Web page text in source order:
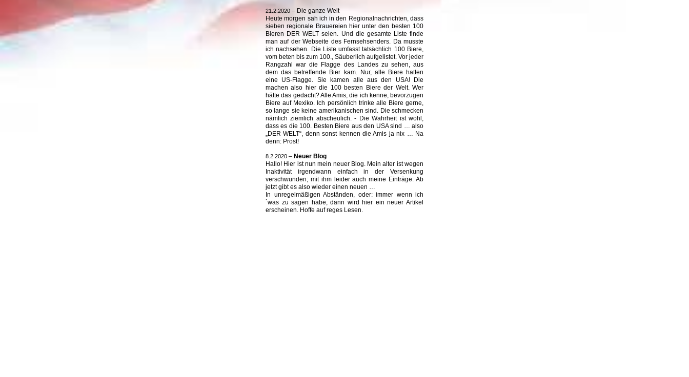
21.2.2020 – Die ganze Welt
Heute morgen sah ich in den Regionalnachrichten, dass
sieben regionale Brauereien hier unter den besten 100
Bieren DER WELT seien. Und die gesamte Liste finde
man auf der Webseite des Fernsehsenders. Da musste
ich nachsehen. Die Liste umfasst tatsächlich 100 Biere,
vom beten bis zum 100., Säuberlich aufgelistet. Vor jeder
Rangzahl war die Flagge des Landes zu sehen, aus
dem das betreffende Bier kam. Nur, alle Biere hatten
eine US-Flagge. Sie kamen alle aus den USA! Die
machen also hier die 100 besten Biere der Welt. Wer
hätte das gedacht? Alle Amis, die ich kenne, bevorzugen
Biere auf Mexiko. Ich persönlich trinke alle Biere gerne,
so lange sie keine amerikanischen sind. Die schmecken
nämlich ziemlich abscheulich. - Die Wahrheit ist wohl,
dass es die 100. Besten Biere aus den USA sind … also
„DER WELT“, denn sonst kennen die Amis ja nix … Na
denn: Prost!
8.2.2020 – Neuer Blog
Hallo! Hier ist nun mein neuer Blog. Mein alter ist wegen
Inaktivität irgendwann einfach in der Versenkung
verschwunden; mit ihm leider auch meine Einträge. Ab
jetzt gibt es also wieder einen neuen …
In unregelmäßigen Abständen, oder: immer wenn ich
`was zu sagen habe, dann wird hier ein neuer Artikel
erscheinen. Hoffe auf reges Lesen.